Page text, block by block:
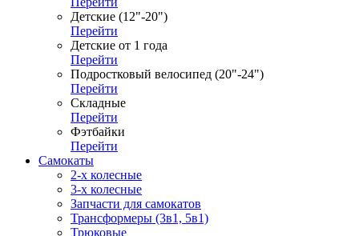
Детские (12"-20")
Перейти
Детские от 1 года
Перейти
Подростковый велосипед (20"-24")
Перейти
Складные
Перейти
Фэтбайки
Перейти
Самокаты
2-х колесные
3-х колесные
Запчасти для самокатов
Трансформеры (3в1, 5в1)
Трюковые